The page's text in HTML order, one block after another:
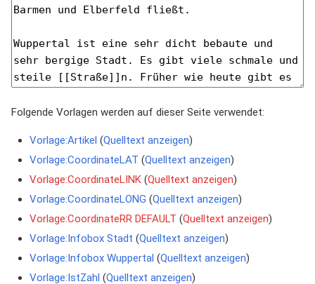
Folgende Vorlagen werden auf dieser Seite verwendet:
Vorlage:Artikel (Quelltext anzeigen)
Vorlage:CoordinateLAT (Quelltext anzeigen)
Vorlage:CoordinateLINK(Quelltext anzeigen)
Vorlage:CoordinateLONG (Quelltext anzeigen)
Vorlage:CoordinateRR DEFAULT (Quelltext anzeigen)
Vorlage:Infobox Stadt (Quelltext anzeigen)
Vorlage:Infobox Wuppertal (Quelltext anzeigen)
Vorlage:IstZahl (Quelltext anzeigen)